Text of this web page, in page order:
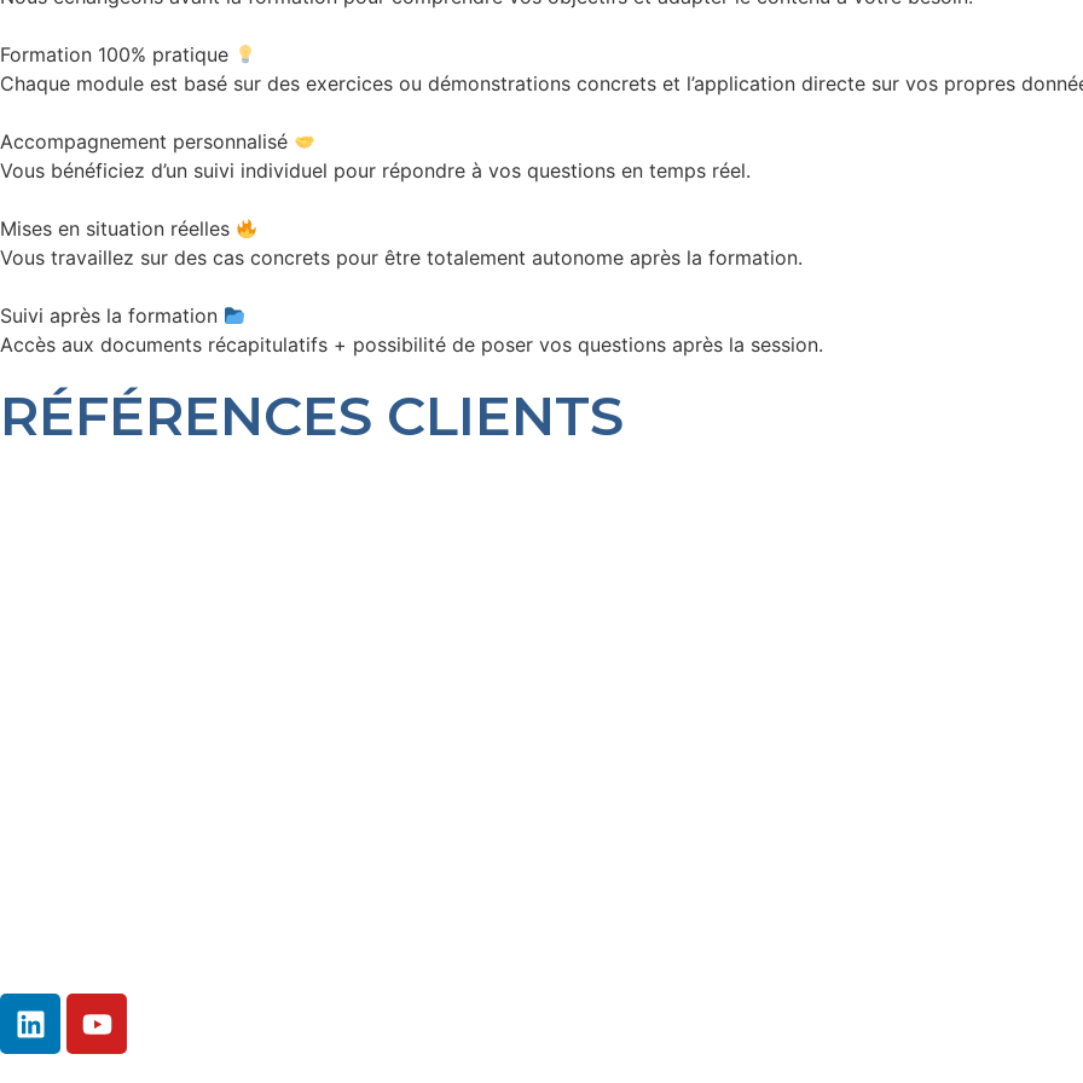
Formation 100% pratique
Chaque module est basé sur des exercices ou démonstrations concrets et l’application directe sur vos propres
Accompagnement personnalisé
Vous bénéficiez d’un suivi individuel pour répondre à vos questions en temps réel.
Mises en situation réelles
Vous travaillez sur des cas concrets pour être totalement autonome après la formation.
Suivi après la formation
Accès aux documents récapitulatifs + possibilité de poser vos questions après la session.
RÉFÉRENCES CLIENTS